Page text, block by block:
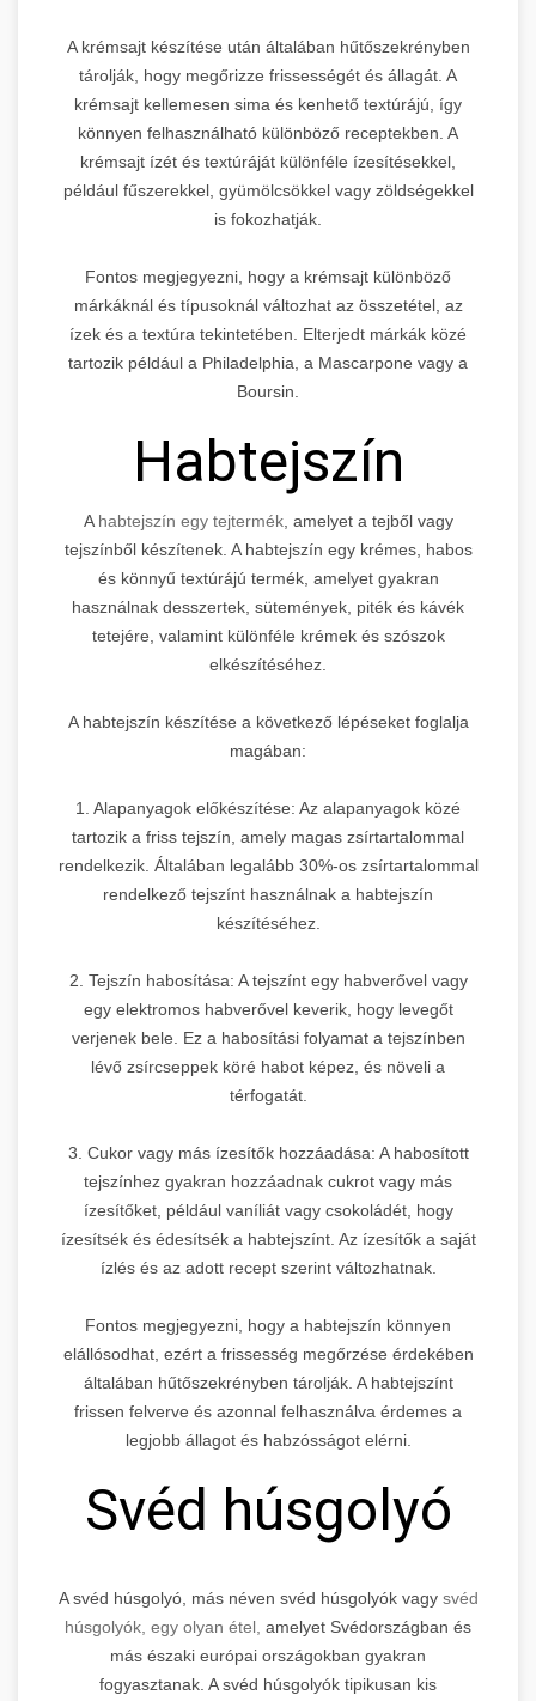
A krémsajt készítése után általában hűtőszekrényben
tárolják, hogy megőrizze frissességét és állagát. A
krémsajt kellemesen sima és kenhető textúrájú, így
könnyen felhasználható különböző receptekben. A
krémsajt ízét és textúráját különféle ízesítésekkel,
például fűszerekkel, gyümölcsökkel vagy zöldségekkel
is fokozhatják.
Fontos megjegyezni, hogy a krémsajt különböző
márkáknál és típusoknál változhat az összetétel, az
ízek és a textúra tekintetében. Elterjedt márkák közé
tartozik például a Philadelphia, a Mascarpone vagy a
Boursin.
Habtejszín
A habtejszín egy tejtermék, amelyet a tejből vagy
tejszínből készítenek. A habtejszín egy krémes, habos
és könnyű textúrájú termék, amelyet gyakran
használnak desszertek, sütemények, piték és kávék
tetejére, valamint különféle krémek és szószok
elkészítéséhez.
A habtejszín készítése a következő lépéseket foglalja
magában:
1. Alapanyagok előkészítése: Az alapanyagok közé
tartozik a friss tejszín, amely magas zsírtartalommal
rendelkezik. Általában legalább 30%-os zsírtartalommal
rendelkező tejszínt használnak a habtejszín
készítéséhez.
2. Tejszín habosítása: A tejszínt egy habverővel vagy
egy elektromos habverővel keverik, hogy levegőt
verjenek bele. Ez a habosítási folyamat a tejszínben
lévő zsírcseppek köré habot képez, és növeli a
térfogatát.
3. Cukor vagy más ízesítők hozzáadása: A habosított
tejszínhez gyakran hozzáadnak cukrot vagy más
ízesítőket, például vaníliát vagy csokoládét, hogy
ízesítsék és édesítsék a habtejszínt. Az ízesítők a saját
ízlés és az adott recept szerint változhatnak.
Fontos megjegyezni, hogy a habtejszín könnyen
elállósodhat, ezért a frissesség megőrzése érdekében
általában hűtőszekrényben tárolják. A habtejszínt
frissen felverve és azonnal felhasználva érdemes a
legjobb állagot és habzósságot elérni.
Svéd húsgolyó
A svéd húsgolyó, más néven svéd húsgolyók vagysvéd
húsgolyók, egy olyan étel, amelyet Svédországban és
más északi európai országokban gyakran
fogyasztanak. A svéd húsgolyók tipikusan kis